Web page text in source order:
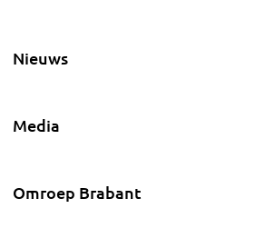
Nieuws
Media
Omroep Brabant